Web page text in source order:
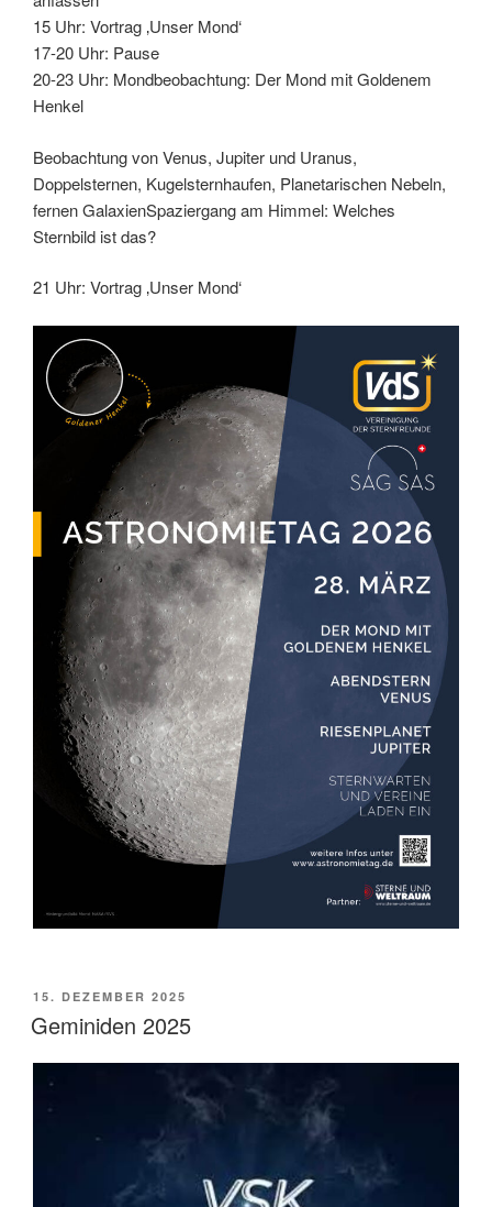
15 Uhr: Vortrag ‚Unser Mond‘
17-20 Uhr: Pause
20-23 Uhr: Mondbeobachtung: Der Mond mit Goldenem
Henkel
Beobachtung von Venus, Jupiter und Uranus,
Doppelsternen, Kugelsternhaufen, Planetarischen Nebeln,
fernen GalaxienSpaziergang am Himmel: Welches
Sternbild ist das?
21 Uhr: Vortrag ‚Unser Mond‘
VERÖFFENTLICHT
AM
15. DEZEMBER 2025
Geminiden 2025